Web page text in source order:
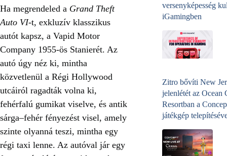
Ha megrendeled a Grand Theft
Auto VI-t, exkluzív klasszikus
autót kapsz, a Vapid Motor
Company 1955-ös Stanierét. Az
autó úgy néz ki, mintha
közvetlenül a Régi Hollywood
utcáiról ragadták volna ki,
fehérfalú gumikat viselve, és antik
sárga–fehér fényezést visel, amely
szinte olyanná teszi, mintha egy
régi taxi lenne. Az autóval jár egy
versenyképesség
iGamingben
Zitro bővíti New
jelenlétét az Ocean
Resortban a
játékgép